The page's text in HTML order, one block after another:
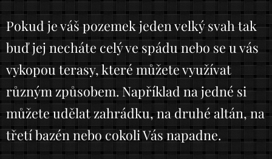
Pokud je váš pozemek jeden velký svah tak
buď jej necháte celý ve spádu nebo se u vás
vykopou terasy, které můžete využívat
různým způsobem. Například na jedné si
můžete udělat zahrádku, na druhé altán, na
třetí bazén nebo cokoli Vás napadne.